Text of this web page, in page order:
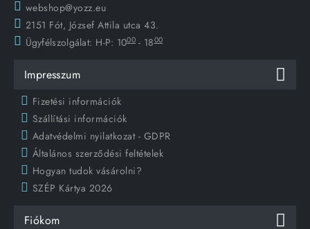
webshop@yozz.eu
2151 Fót, József Attila utca 43.
Ügyfélszolgálat: H-P: 1000 - 1800
Impresszum
Fizetési információk
Szállítási információk
Adatvédelmi nyilatkozat - GDPR
Általános szerződési feltételek
Hogyan tudok vásárolni?
SZÉP Kártya 2026
Fiókom